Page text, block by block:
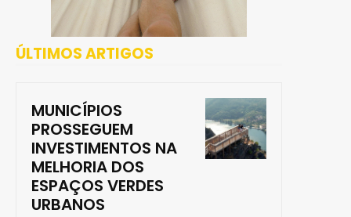
ÚLTIMOS ARTIGOS
MUNICÍPIOS
PROSSEGUEM
INVESTIMENTOS NA
MELHORIA DOS
ESPAÇOS VERDES
URBANOS